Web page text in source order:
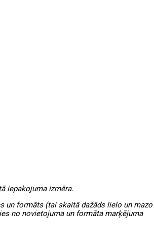
iepakojuma izmēra.
un formāts (tai skaitā dažāds lielo un mazo
no novietojuma un formāta marķējuma